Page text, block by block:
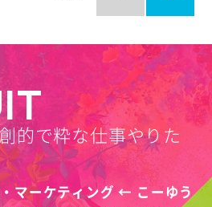
的で粋な仕事やりた
マーケティング ← こーゆう